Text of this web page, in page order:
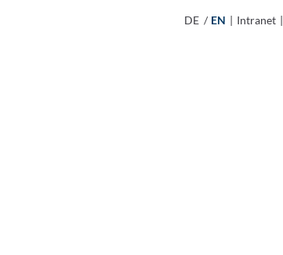
DE / EN | Intranet |